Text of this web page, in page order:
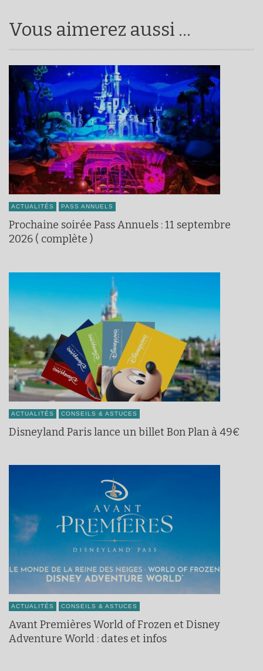
Vous aimerez aussi ...
ACTUALITÉS PASS ANNUELS
Prochaine soirée Pass Annuels : 11 septembre
2026 ( complète )
ACTUALITÉS CONSEILS & ASTUCES
Disneyland Paris lance un billet Bon Plan à 49€
ACTUALITÉS CONSEILS & ASTUCES
Avant Premières World of Frozen et Disney
Adventure World : dates et infos